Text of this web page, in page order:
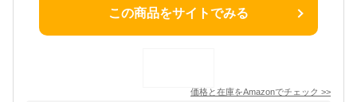
この商品をサイトでみる
価格と在庫をAmazonでチェック >>